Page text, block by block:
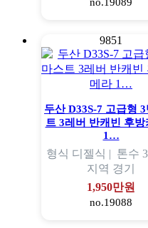
9851
두산 D33S-7 고급형
트 3레버 반캐빈 후방
1…
형식 디젤식 | 톤수
지역 경기
1,950만원
no.19088